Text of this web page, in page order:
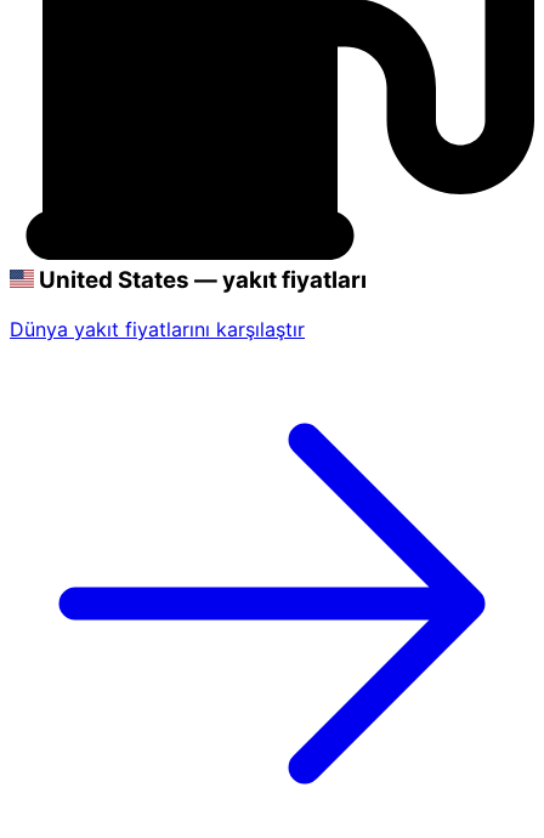
United States — yakıt fiyatları
Dünya yakıt fiyatlarını karşılaştır